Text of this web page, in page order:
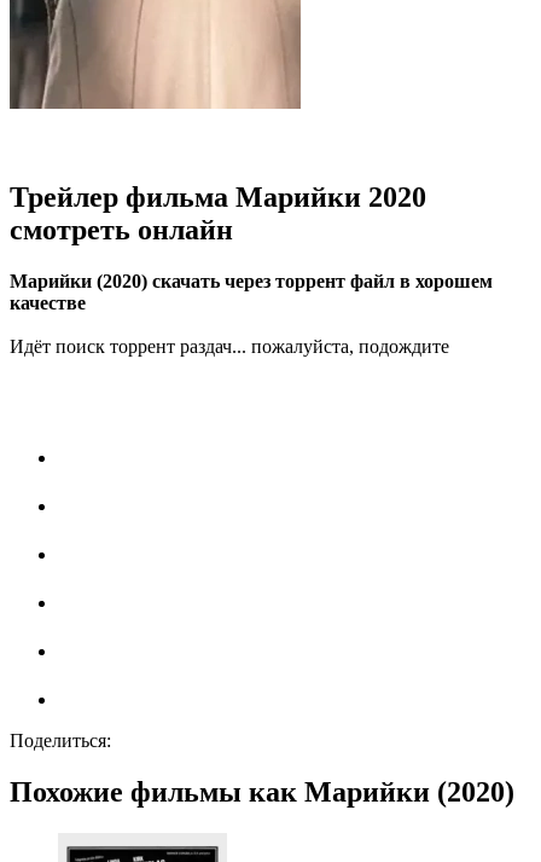
Трейлер фильма Марийки 2020
смотреть онлайн
Марийки (2020) скачать через торрент файл в хорошем
качестве
Идёт поиск торрент раздач... пожалуйста, подождите
Поделиться:
Похожие фильмы как Марийки (2020)